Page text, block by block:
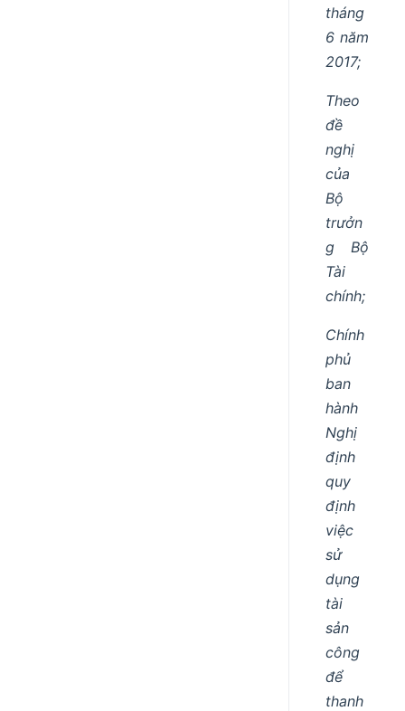
tháng
6 năm
2017;
Theo
đề
nghị
của
Bộ
trưởn
g Bộ
Tài
chính;
Chính
phủ
ban
hành
Nghị
định
quy
định
việc
sử
dụng
tài
sản
công
để
thanh